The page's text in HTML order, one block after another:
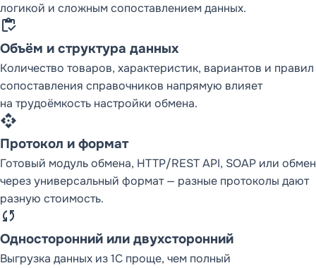
логикой и сложным сопоставлением данных.
inventory
Объём и структура данных
Количество товаров, характеристик, вариантов и правил
сопоставления справочников напрямую влияет
на трудоёмкость настройки обмена.
api
Протокол и формат
Готовый модуль обмена, HTTP/REST API, SOAP или обмен
через универсальный формат — разные протоколы дают
разную стоимость.
sync
Односторонний или двухсторонний
Выгрузка данных из 1С проще, чем полный